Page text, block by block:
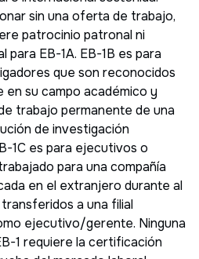
sin una oferta de trabajo,
patrocinio patronal ni
EB-1A. EB-1B es para
que son reconocidos
en su campo académico y
trabajo permanente de una
de investigación
1C es para ejecutivos o
para una compañía
en el extranjero durante al
a una filial
ejecutivo/gerente. Ninguna
1 requiere la certificación